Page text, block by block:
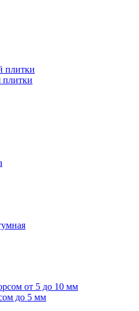
плитки
от 5 до 10 мм
до 5 мм